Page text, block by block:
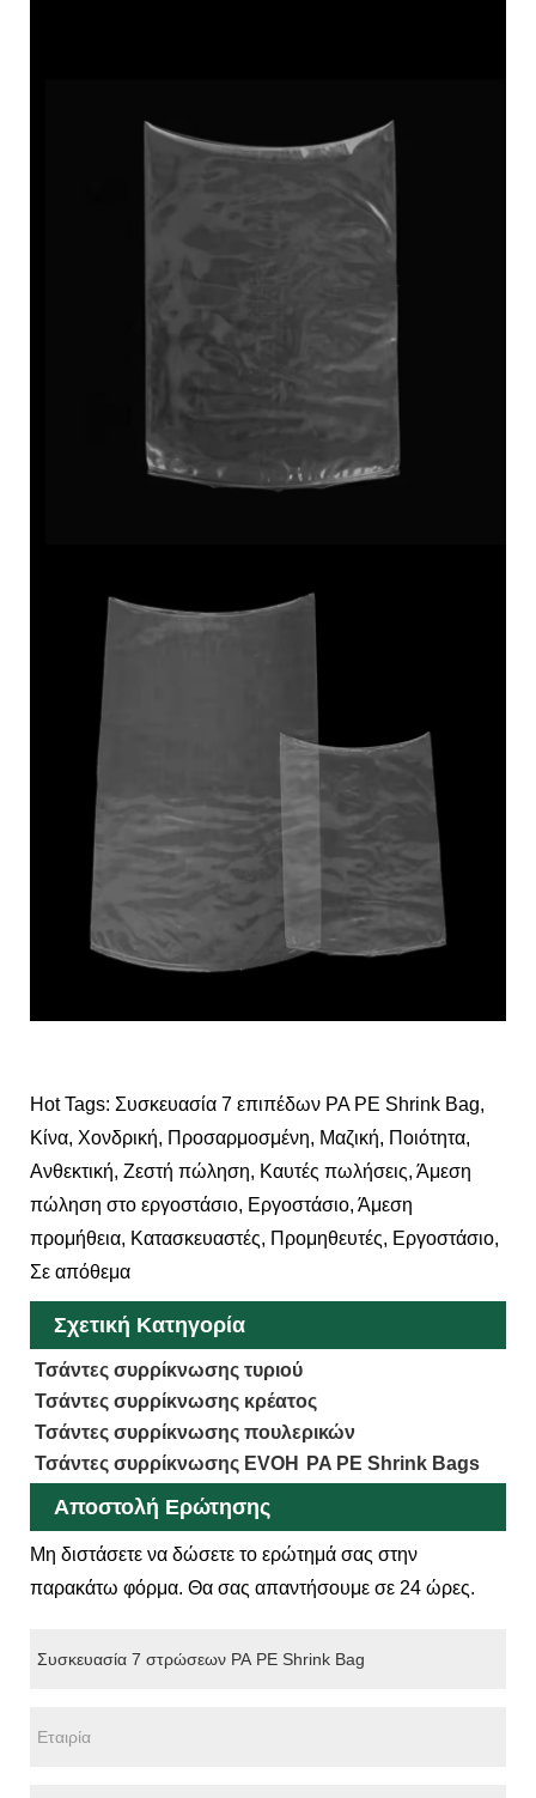
Hot Tags: Συσκευασία 7 επιπέδων PA PE Shrink Bag,
Κίνα, Χονδρική, Προσαρμοσμένη, Μαζική, Ποιότητα,
Ανθεκτική, Ζεστή πώληση, Καυτές πωλήσεις, Άμεση
πώληση στο εργοστάσιο, Εργοστάσιο, Άμεση
προμήθεια, Κατασκευαστές, Προμηθευτές, Εργοστάσιο,
Σε απόθεμα
Σχετική Κατηγορία
Τσάντες συρρίκνωσης τυριού
Τσάντες συρρίκνωσης κρέατος
Τσάντες συρρίκνωσης πουλερικών
Τσάντες συρρίκνωσης EVOH
PA PE Shrink Bags
Αποστολή Ερώτησης
Μη διστάσετε να δώσετε το ερώτημά σας στην
παρακάτω φόρμα. Θα σας απαντήσουμε σε 24 ώρες.